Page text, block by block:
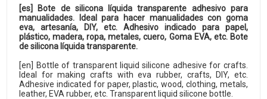
[es] Bote de silicona líquida transparente adhesivo para
manualidades. Ideal para hacer manualidades con goma
eva, artesanía, DIY, etc. Adhesivo indicado para papel,
plástico, madera, ropa, metales, cuero, Goma EVA, etc. Bote
de silicona líquida transparente.
[en] Bottle of transparent liquid silicone adhesive for crafts.
Ideal for making crafts with eva rubber, crafts, DIY, etc.
Adhesive indicated for paper, plastic, wood, clothing, metals,
leather, EVA rubber, etc. Transparent liquid silicone bottle.